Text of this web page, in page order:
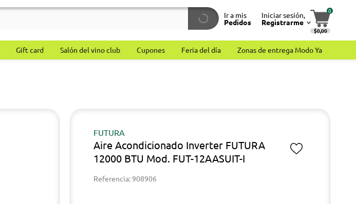
Ir a mis
Pedidos
Iniciar sesión,
Registrarme
0
$0,00
Gift card Salón del vino club Cupones Feria del día Zonas de entrega Modo Ya
FUTURA
Aire Acondicionado Inverter FUTURA
12000 BTU Mod. FUT-12AASUIT-I
Referencia: 908906